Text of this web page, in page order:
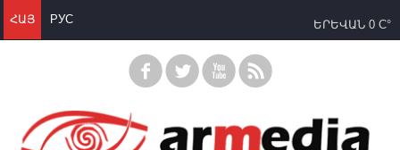
ՀԱՅ РУС ԵՐԵՎԱՆ 0 C°